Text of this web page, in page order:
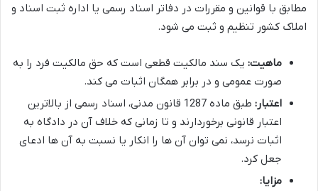
مطابق با قوانین و مقررات در دفاتر اسناد رسمی یا اداره ثبت اسناد و
املاک کشور تنظیم و ثبت می شود.
ماهیت: یک سند مالکیت قطعی است که حق مالکیت فرد را به
صورت عمومی و در برابر همگان اثبات می کند.
اعتبار:
طبق ماده 1287 قانون مدنی، اسناد رسمی از بالاترین
اعتبار قانونی برخوردارند و تا زمانی که خلاف آن در دادگاه به
اثبات نرسد، نمی توان آن ها را انکار یا نسبت به آن ها ادعای
جعل کرد.
مزایا: